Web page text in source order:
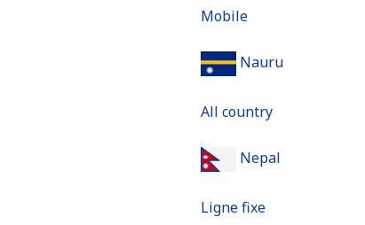
Mobile
Nauru
All country
Nepal
Ligne fixe